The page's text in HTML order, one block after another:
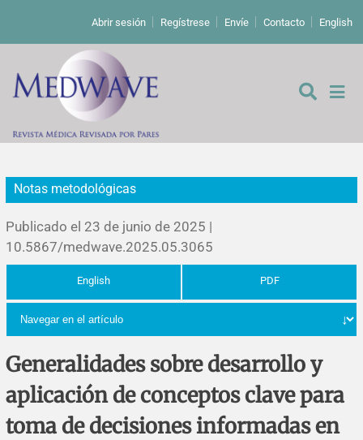
Abrir sesión Regístrese Envíe Contacto English
De los editores
Editoriales
Comentarios
Cartas a los editores
Errata y notas de reserva
Agradecimientos
Estudios originales
Estudios cualitativos
Revisiones sistemáticas
Protocolos
Análisis
Revisiones clínicas
Artículos de revisión
Comunicaciones breves
Problemas de salud pública
Reporte de caso
Notas metodológicas
Publicado el 23 de junio de 2025 |
10.5867/medwave.2025.05.3065
English PDF
Generalidades sobre desarrollo y
aplicación de conceptos clave para
toma de decisiones informadas en